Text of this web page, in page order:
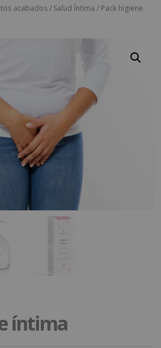
acabados/ Salud Íntima / Pack higiene
íntima